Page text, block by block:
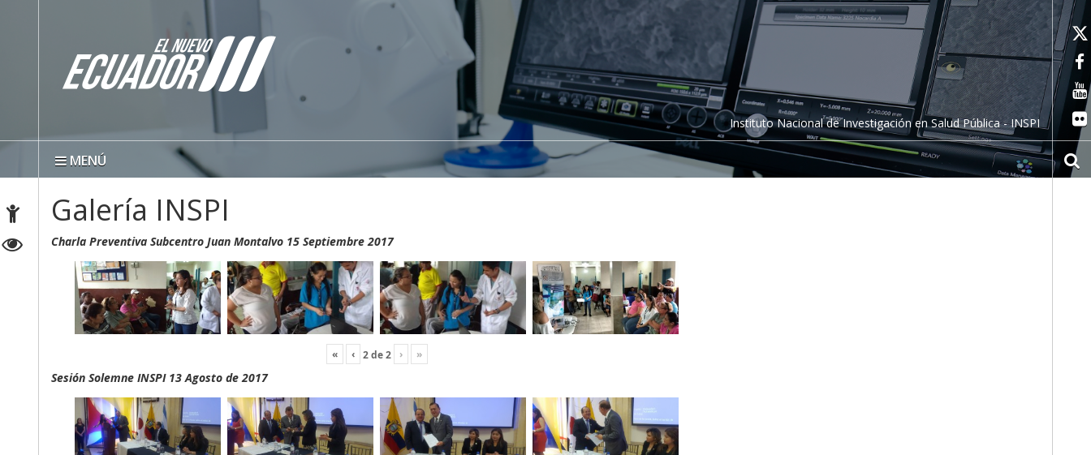
Instituto Nacional de Investigación en Salud Pública - INSPI
MENÚ
Galería INSPI
Charla Preventiva Subcentro Juan Montalvo 15 Septiembre 2017
« ‹ 2de2 › »
Sesión Solemne INSPI 13 Agosto de 2017